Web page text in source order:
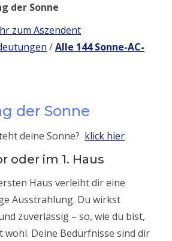
der Sonne
zum Aszendent
/Alle 144 Sonne-AC-
der Sonne
deine Sonne? klick hier
oder im 1. Haus
Haus verleiht dir eine
Ausstrahlung. Du wirkst
zuverlässig – so, wie du bist,
wohl. Deine Bedürfnisse sind dir